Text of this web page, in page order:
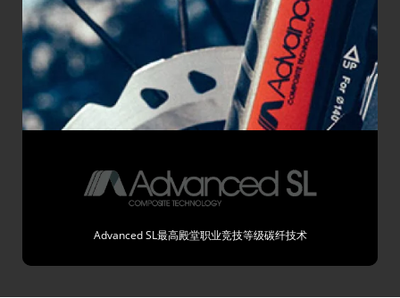
Advanced SL最高殿堂职业竞技等级碳纤技术